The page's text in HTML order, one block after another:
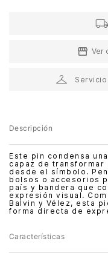
Ver
Descripción
Este pin condensa
capaz de transformar
desde el símbolo.
bolsos o accesorios
país y bandera que
expresión visual.
Balvin y Vélez, esta
forma directa de
Características